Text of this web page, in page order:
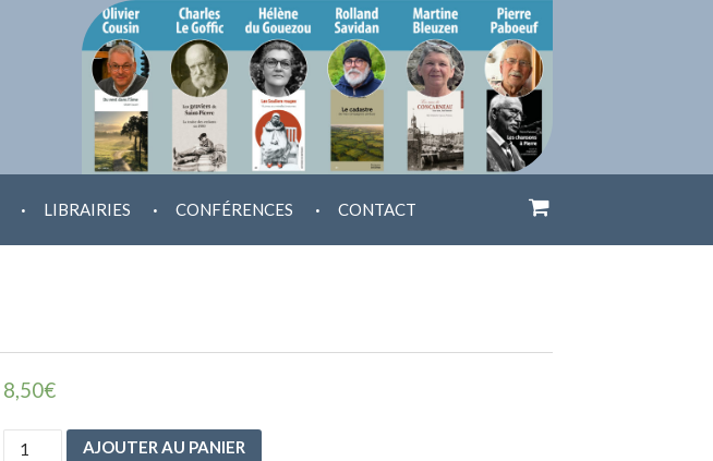
. LIBRAIRIES . CONFÉRENCES . CONTACT
8,50€
AJOUTER AU PANIER